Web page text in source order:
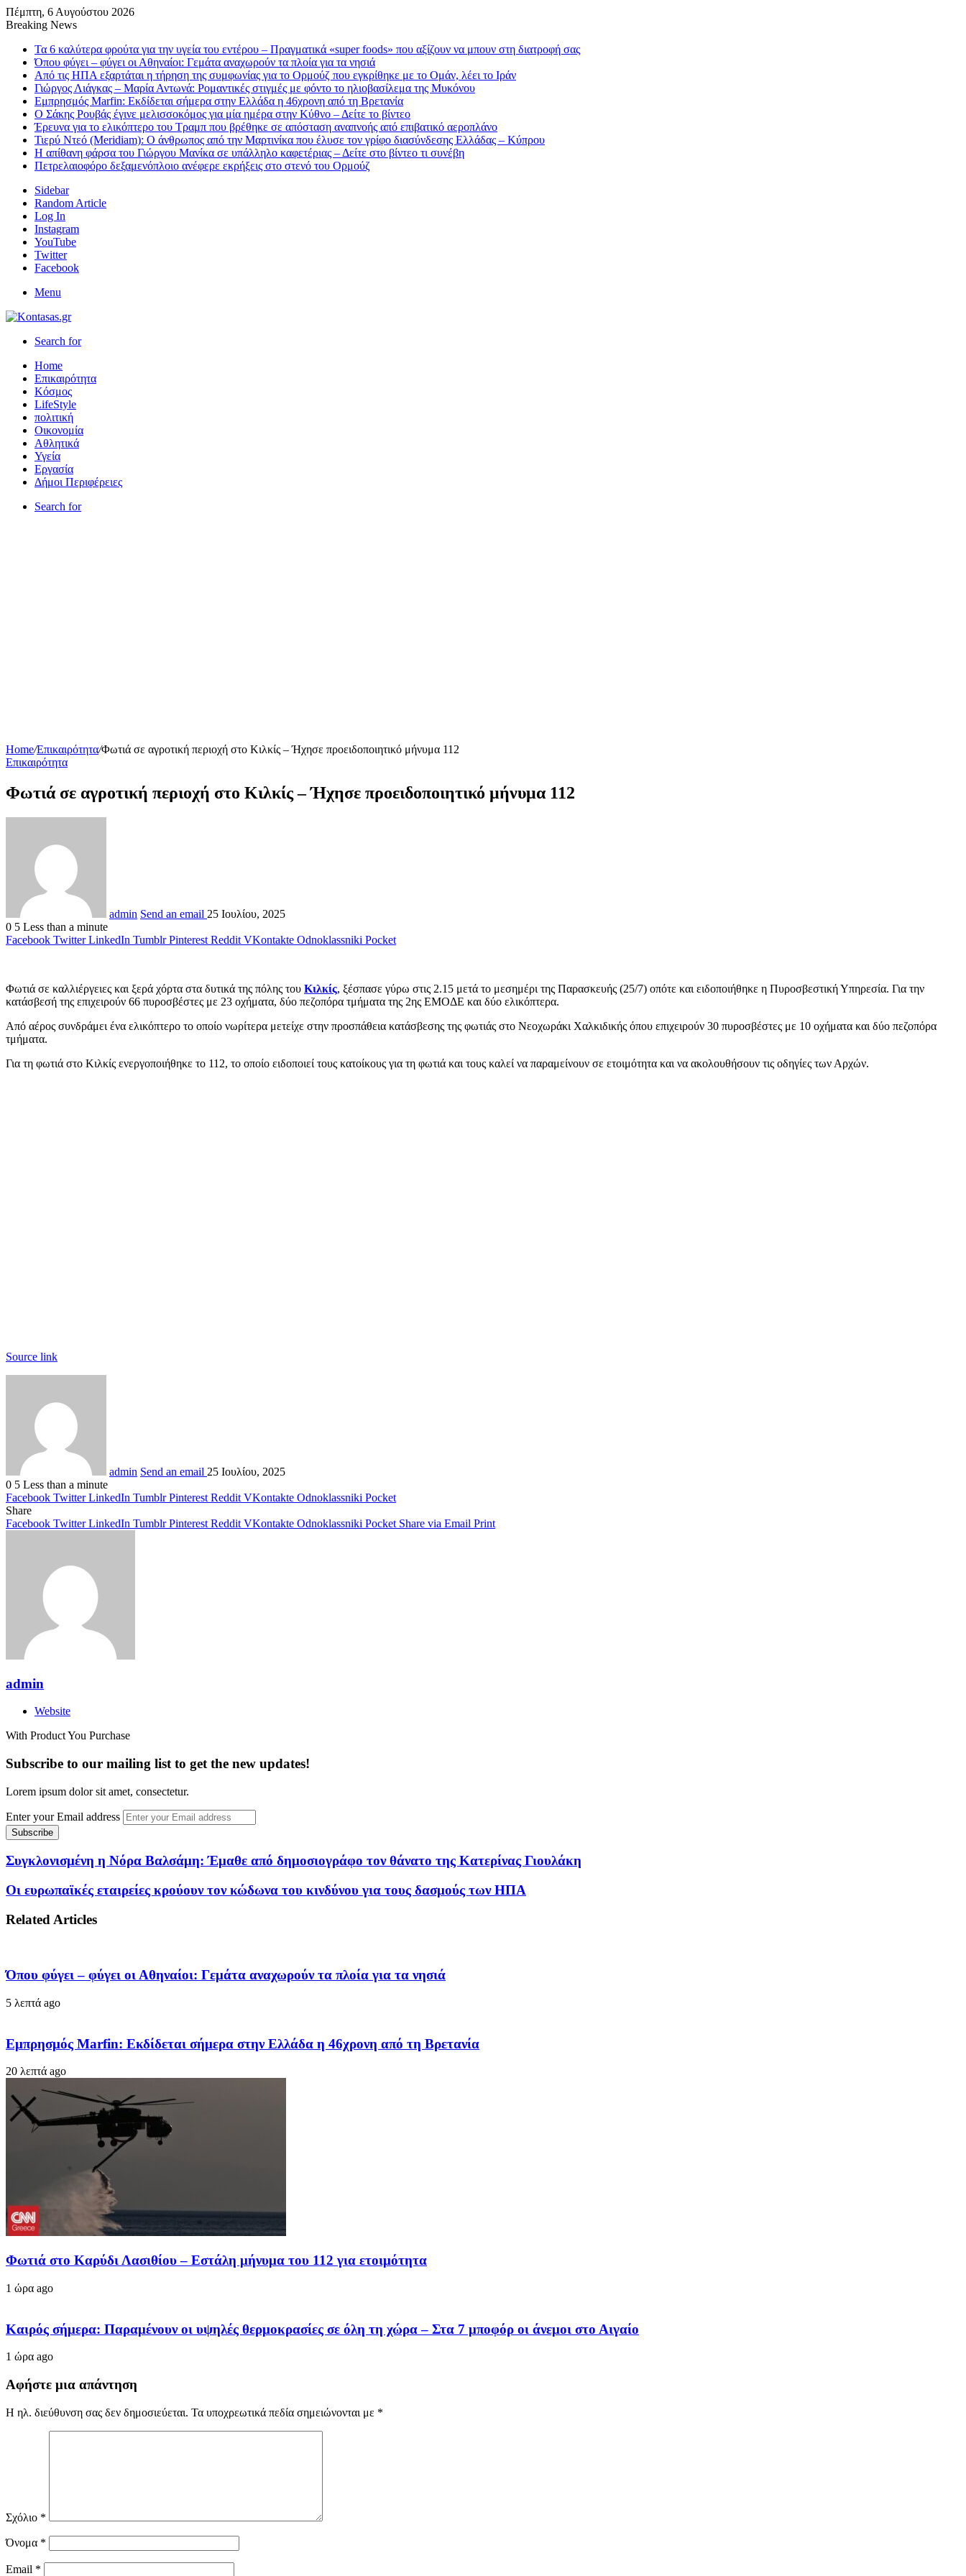
Πέμπτη, 6 Αυγούστου 2026
Breaking News
Τα 6 καλύτερα φρούτα για την υγεία του εντέρου – Πραγματικά «super foods» που αξίζουν να μπουν στη διατροφή σας
Όπου φύγει – φύγει οι Αθηναίοι: Γεμάτα αναχωρούν τα πλοία για τα νησιά
Από τις ΗΠΑ εξαρτάται η τήρηση της συμφωνίας για το Ορμούζ που εγκρίθηκε με το Ομάν, λέει το Ιράν
Γιώργος Λιάγκας – Μαρία Αντωνά: Ρομαντικές στιγμές με φόντο το ηλιοβασίλεμα της Μυκόνου
Εμπρησμός Marfin: Εκδίδεται σήμερα στην Ελλάδα η 46χρονη από τη Βρετανία
Ο Σάκης Ρουβάς έγινε μελισσοκόμος για μία ημέρα στην Κύθνο – Δείτε το βίντεο
Έρευνα για το ελικόπτερο του Τραμπ που βρέθηκε σε απόσταση αναπνοής από επιβατικό αεροπλάνο
Τιερύ Ντεό (Meridiam): Ο άνθρωπος από την Μαρτινίκα που έλυσε τον γρίφο διασύνδεσης Ελλάδας – Κύπρου
Η απίθανη φάρσα του Γιώργου Μανίκα σε υπάλληλο καφετέριας – Δείτε στο βίντεο τι συνέβη
Πετρελαιοφόρο δεξαμενόπλοιο ανέφερε εκρήξεις στο στενό του Ορμούζ
Sidebar
Random Article
Log In
Instagram
YouTube
Twitter
Facebook
Menu
Search for
Home
Επικαιρότητα
Κόσμος
LifeStyle
πολιτική
Οικονομία
Αθλητικά
Υγεία
Εργασία
Δήμοι Περιφέρειες
Search for
Home/Επικαιρότητα/Φωτιά σε αγροτική περιοχή στο Κιλκίς – Ήχησε προειδοποιητικό μήνυμα 112
Επικαιρότητα
Φωτιά σε αγροτική περιοχή στο Κιλκίς – Ήχησε προειδοποιητικό μήνυμα 112
admin Send an email 25 Ιουλίου, 2025
0 5 Less than a minute
Facebook Twitter LinkedIn Tumblr Pinterest Reddit VKontakte Odnoklassniki Pocket
Φωτιά σε καλλιέργειες και ξερά χόρτα στα δυτικά της πόλης του Κιλκίς, ξέσπασε γύρω στις 2.15 μετά το μεσημέρι της Παρασκευής (25/7) οπότε και ειδοποιήθηκε η Πυροσβεστική Υπηρεσία. Για την
κατάσβεσή της επιχειρούν 66 πυροσβέστες με 23 οχήματα, δύο πεζοπόρα τμήματα της 2ης ΕΜΟΔΕ και δύο ελικόπτερα.
Από αέρος συνδράμει ένα ελικόπτερο το οποίο νωρίτερα μετείχε στην προσπάθεια κατάσβεσης της φωτιάς στο Νεοχωράκι Χαλκιδικής όπου επιχειρούν 30 πυροσβέστες με 10 οχήματα και δύο πεζοπόρα
τμήματα.
Για τη φωτιά στο Κιλκίς ενεργοποιήθηκε το 112, το οποίο ειδοποιεί τους κατοίκους για τη φωτιά και τους καλεί να παραμείνουν σε ετοιμότητα και να ακολουθήσουν τις οδηγίες των Αρχών.
Source link
admin Send an email 25 Ιουλίου, 2025
0 5 Less than a minute
Facebook Twitter LinkedIn Tumblr Pinterest Reddit VKontakte Odnoklassniki Pocket
Share
Facebook Twitter LinkedIn Tumblr Pinterest Reddit VKontakte Odnoklassniki Pocket Share via Email Print
admin
Website
With Product You Purchase
Subscribe to our mailing list to get the new updates!
Lorem ipsum dolor sit amet, consectetur.
Enter your Email address
Συγκλονισμένη η Νόρα Βαλσάμη: Έμαθε από δημοσιογράφο τον θάνατο της Κατερίνας Γιουλάκη
Οι ευρωπαϊκές εταιρείες κρούουν τον κώδωνα του κινδύνου για τους δασμούς των ΗΠΑ
Related Articles
Όπου φύγει – φύγει οι Αθηναίοι: Γεμάτα αναχωρούν τα πλοία για τα νησιά
5 λεπτά ago
Εμπρησμός Marfin: Εκδίδεται σήμερα στην Ελλάδα η 46χρονη από τη Βρετανία
20 λεπτά ago
Φωτιά στο Καρύδι Λασιθίου – Εστάλη μήνυμα του 112 για ετοιμότητα
1 ώρα ago
Καιρός σήμερα: Παραμένουν οι υψηλές θερμοκρασίες σε όλη τη χώρα – Στα 7 μποφόρ οι άνεμοι στο Αιγαίο
1 ώρα ago
Αφήστε μια απάντηση
Η ηλ. διεύθυνση σας δεν δημοσιεύεται. Τα υποχρεωτικά πεδία σημειώνονται με *
Σχόλιο *
Όνομα *
Email *